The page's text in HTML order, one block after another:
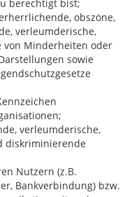
berechtigt bist;
obszöne,
verleumderische,
von Minderheiten oder
sowie
verleumderische,
diskriminierende
Nutzern (z.B.
Bankverbindung) bzw.